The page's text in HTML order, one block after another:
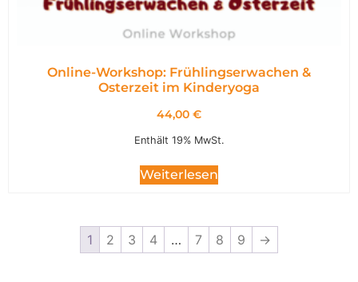
Online-Workshop: Frühlingserwachen &
Osterzeit im Kinderyoga
44,00 €
Enthält 19% MwSt.
Weiterlesen
1 2 3 4 … 7 8 9 →